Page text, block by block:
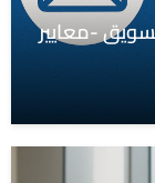
-معايير